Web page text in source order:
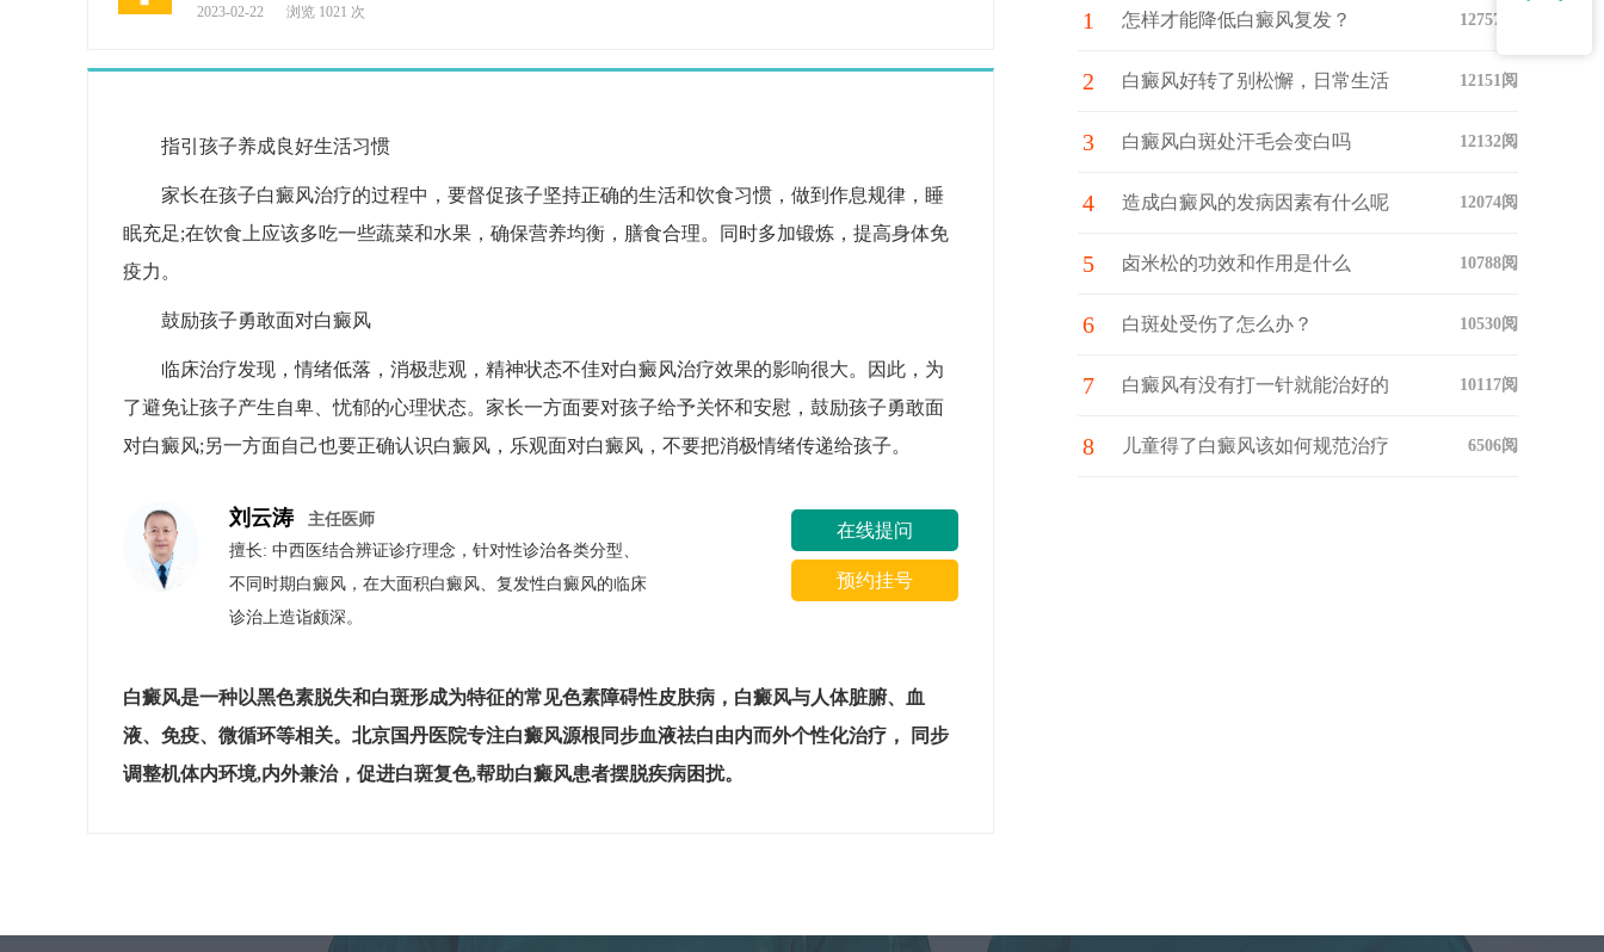
2023-02-22 浏览 1021 次
指引孩子养成良好生活习惯
家长在孩子白癜风治疗的过程中，要督促孩子坚持正确的生活和饮食习惯，做到作息规律，睡
眠充足;在饮食上应该多吃一些蔬菜和水果，确保营养均衡，膳食合理。同时多加锻炼，提高身体免
疫力。
鼓励孩子勇敢面对白癜风
临床治疗发现，情绪低落，消极悲观，精神状态不佳对白癜风治疗效果的影响很大。因此，为
了避免让孩子产生自卑、忧郁的心理状态。家长一方面要对孩子给予关怀和安慰，鼓励孩子勇敢面
对白癜风;另一方面自己也要正确认识白癜风，乐观面对白癜风，不要把消极情绪传递给孩子。
刘云涛
主任医师
擅长: 中西医结合辨证诊疗理念，针对性诊治各类分型、
不同时期白癜风，在大面积白癜风、复发性白癜风的临床
诊治上造诣颇深。
在线提问
预约挂号
白癜风是一种以黑色素脱失和白斑形成为特征的常见色素障碍性皮肤病，白癜风与人体脏腑、血
液、免疫、微循环等相关。北京国丹医院专注白癜风源根同步血液祛白由内而外个性化治疗， 同步
调整机体内环境,内外兼治，促进白斑复色,帮助白癜风患者摆脱疾病困扰。
1 怎样才能降低白癜风复发？ 12757阅
2 白癜风好转了别松懈，日常生活
中注意这些护理细节！
12151阅
3 白癜风白斑处汗毛会变白吗 12132阅
4 造成白癜风的发病因素有什么呢 12074阅
5 卤米松的功效和作用是什么 10788阅
6 白斑处受伤了怎么办？ 10530阅
7 白癜风有没有打一针就能治好的
药?
10117阅
8 儿童得了白癜风该如何规范治疗 6506阅